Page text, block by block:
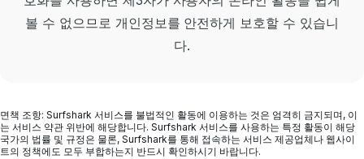
볼 수 없으므로 개인정보를 안전하게 보호할 수 있습니
다.
면책 조항: Surfshark 서비스를 불법적인 활동에 이용하는 것은 엄격히 금지되며, 이
는 서비스 약관 위반에 해당합니다. Surfshark 서비스를 사용하는 특정 활동이 해당
국가의 법률 및 규정은 물론, Surfshark를 통해 접속하는 서비스 제공업체나 웹사이
트의 정책에도 모두 부합하는지 반드시 확인하시기 바랍니다.